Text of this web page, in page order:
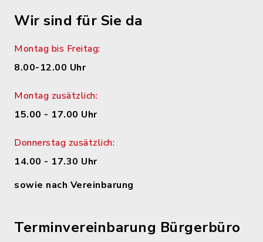
Wir sind für Sie da
Montag bis Freitag:
8.00-12.00 Uhr
Montag zusätzlich:
15.00 - 17.00 Uhr
Donnerstag zusätzlich:
14.00 - 17.30 Uhr
sowie nach Vereinbarung
Terminvereinbarung Bürgerbüro